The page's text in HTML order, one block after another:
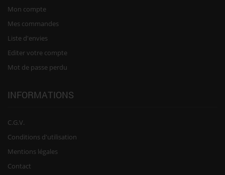
Mon compte
Mes commandes
Liste d'envies
Editer votre compte
Mot de passe perdu
INFORMATIONS
C.G.V.
Conditions d'utilisation
Mentions légales
Contact